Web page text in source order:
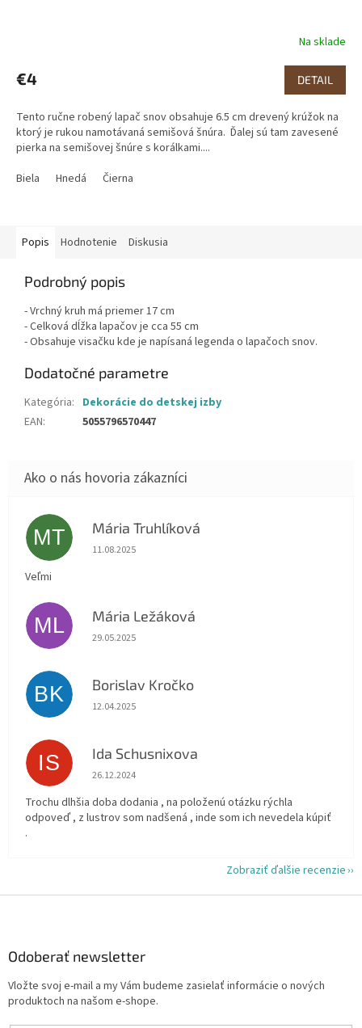
Na sklade
€4 DETAIL
Tento ručne robený lapač snov obsahuje 6.5 cm drevený krúžok na
ktorý je rukou namotávaná semišová šnúra. Ďalej sú tam zavesené
pierka na semišovej šnúre s korálkami....
Biela
Hnedá Čierna
Popis Hodnotenie Diskusia
Podrobný popis
- Vrchný kruh má priemer 17 cm
- Celková dĺžka lapačov je cca 55 cm
- Obsahuje visačku kde je napísaná legenda o lapačoch snov.
Dodatočné parametre
Kategória: Dekorácie do detskej izby
EAN: 5055796570447
MT Mária Truhlíková
Hodnotenie obchodu je 5 z 5 hviezdičiek.
11.08.2025
Veľmi
ML Mária Ležáková
Hodnotenie obchodu je 5 z 5 hviezdičiek.
29.05.2025
BK Borislav Kročko
Hodnotenie obchodu je 5 z 5 hviezdičiek.
12.04.2025
IS Ida Schusnixova
Hodnotenie obchodu je 5 z 5 hviezdičiek.
26.12.2024
Trochu dlhšia doba dodania , na položenú otázku rýchla
odpoveď , z lustrov som nadšená , inde som ich nevedela kúpiť
.
Zobraziť ďalšie recenzie
Odoberať newsletter
Vložte svoj e-mail a my Vám budeme zasielať informácie o nových
produktoch na našom e-shope.